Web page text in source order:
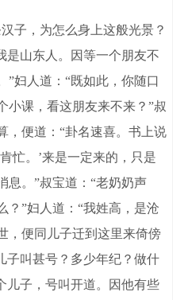
，为怎么身上这般光景？
是山东人。因等一个朋友不
”妇人道：“既如此，你随口
小课，看这朋友来不来？”叔
，便道：“卦名速喜。书上说
忙。’来是一定来的，只是
息。”叔宝道：“老奶奶声
？”妇人道：“我姓高，是沧
，便同儿子迁到这里来倚傍
子叫甚号？多少年纪？做什
儿子，号叫开道。因他有些